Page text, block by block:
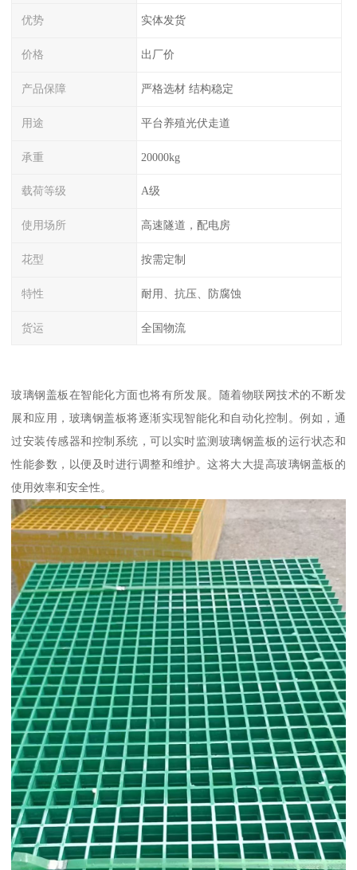
优势 实体发货
价格 出厂价
产品保障 严格选材 结构稳定
用途 平台养殖光伏走道
承重 20000kg
载荷等级 A级
使用场所 高速隧道，配电房
花型 按需定制
特性 耐用、抗压、防腐蚀
货运 全国物流
玻璃钢盖板在智能化方面也将有所发展。随着物联网技术的不断发
展和应用，玻璃钢盖板将逐渐实现智能化和自动化控制。例如，通
过安装传感器和控制系统，可以实时监测玻璃钢盖板的运行状态和
性能参数，以便及时进行调整和维护。这将大大提高玻璃钢盖板的
使用效率和安全性。